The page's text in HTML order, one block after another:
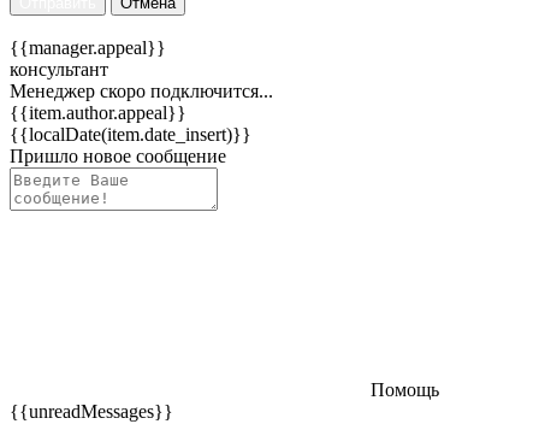
{{manager.appeal}}
консультант
Менеджер скоро подключится...
{{item.author.appeal}}
{{localDate(item.date_insert)}}
Пришло новое сообщение
Помощь
{{unreadMessages}}